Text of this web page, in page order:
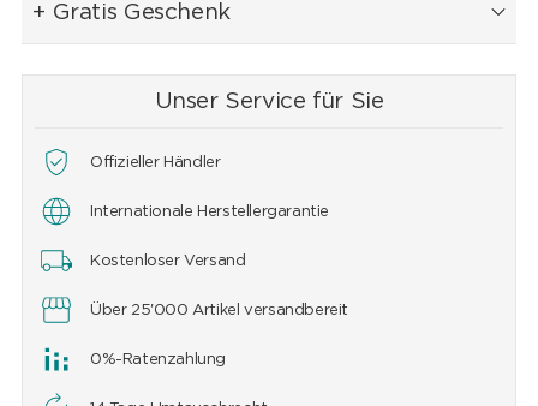
+ Gratis Geschenk
Unser Service für Sie
Offizieller Händler
Internationale Herstellergarantie
Kostenloser Versand
Über 25'000 Artikel versandbereit
0%-Ratenzahlung